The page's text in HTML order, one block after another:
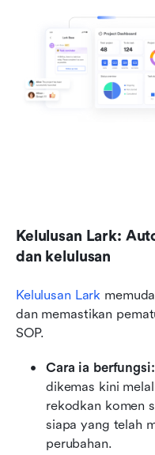
Kelulusan Lark:
dan kelulusan
Kelulusan Lark
dan memastikan
SOP.
Cara ia berfungsi:
dikemas kini
rekodkan komen
siapa yang telah
perubahan.